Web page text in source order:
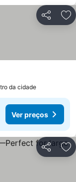
Partilhar
da cidade
Ver preços
Partilhar